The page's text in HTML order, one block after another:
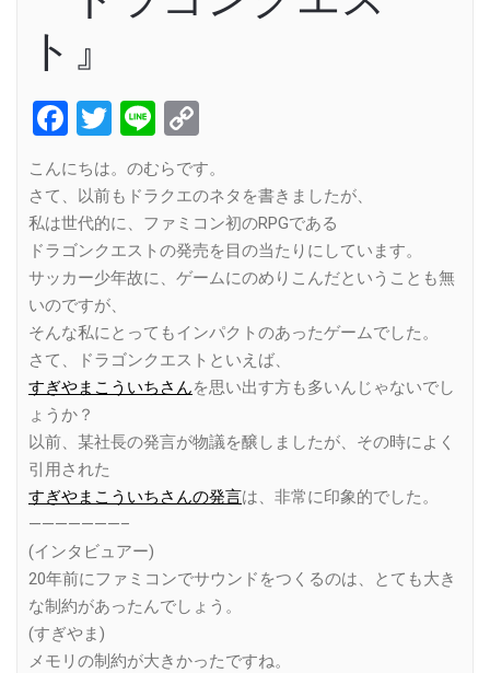
ト』
Facebook
Twitter
Line
Link
こんにちは。のむらです。
さて、以前もドラクエのネタを書きましたが、
私は世代的に、ファミコン初のRPGである
ドラゴンクエストの発売を目の当たりにしています。
サッカー少年故に、ゲームにのめりこんだということも無
いのですが、
そんな私にとってもインパクトのあったゲームでした。
さて、ドラゴンクエストといえば、
すぎやまこういちさんを思い出す方も多いんじゃないでし
ょうか？
以前、某社長の発言が物議を醸しましたが、その時によく
引用された
すぎやまこういちさんの発言は、非常に印象的でした。
———————–
(インタビュアー)
20年前にファミコンでサウンドをつくるのは、とても大き
な制約があったんでしょう。
(すぎやま)
メモリの制約が大きかったですね。